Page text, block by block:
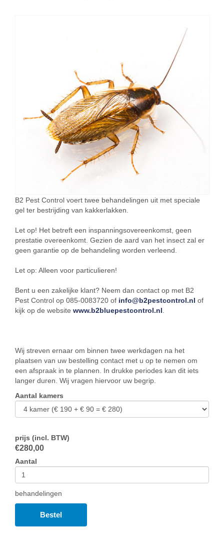
B2 Pest Control voert twee behandelingen uit met speciale
gel ter bestrijding van kakkerlakken.
Let op! Het betreft een inspanningsovereenkomst, geen
prestatie overeenkomt. Gezien de aard van het insect zal er
geen garantie op de behandeling worden verleend.
Let op: Alleen voor particulieren!
Bent u een zakelijke klant? Neem dan contact op met B2
Pest Control op 085-0083720 of info@b2pestcontrol.nl of
kijk op de website www.b2bluepestcontrol.nl
Wij streven ernaar om binnen twee werkdagen na het
plaatsen van uw bestelling contact met u op te nemen om
een afspraak in te plannen. In drukke periodes kan dit iets
langer duren. Wij vragen hiervoor uw begrip.
Aantal kamers
prijs (incl. BTW)
€280,00
Aantal
behandelingen
Bestel